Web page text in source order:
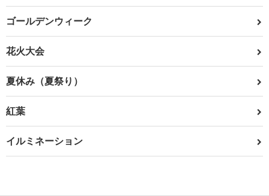
ゴールデンウィーク
花火大会
夏休み（夏祭り）
紅葉
イルミネーション